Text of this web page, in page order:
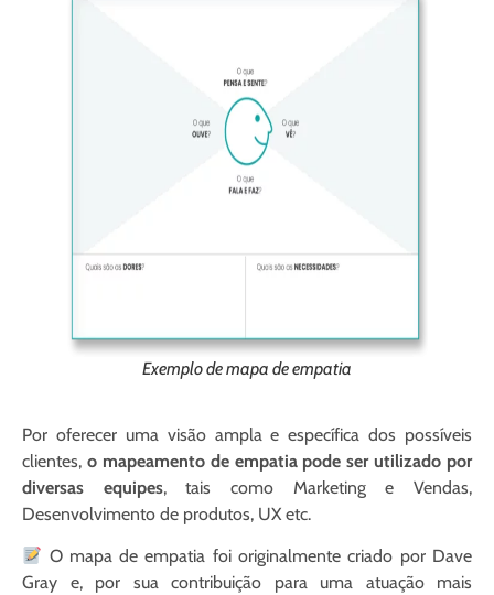
Exemplo de mapa de empatia
Por oferecer uma visão ampla e específica dos possíveis
clientes, o mapeamento de empatia pode ser utilizado por
diversas equipes, tais como Marketing e Vendas,
Desenvolvimento de produtos, UX etc.
O mapa de empatia foi originalmente criado por Dave
Gray e, por sua contribuição para uma atuação mais